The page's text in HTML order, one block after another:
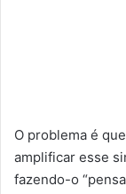
O problema é
amplificar esse
fazendo-o